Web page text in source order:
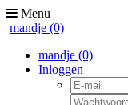
Menu
mandje (0)
mandje (0)
Inloggen